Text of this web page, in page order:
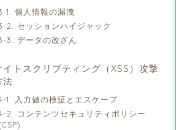
1. 個人情報の漏洩
2. セッションハイジャック
3. データの改ざん
イトスクリプティング（XSS）攻撃
法
1. 入力値の検証とエスケープ
2. コンテンツセキュリティポリシー